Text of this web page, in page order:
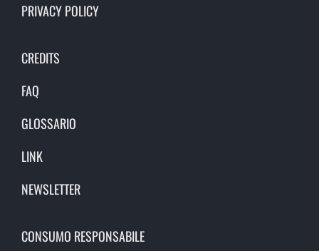
PRIVACY POLICY
CREDITS
FAQ
GLOSSARIO
LINK
NEWSLETTER
CONSUMO RESPONSABILE